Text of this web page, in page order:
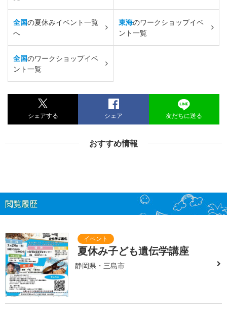
全国の夏休みイベント一覧
へ
東海のワークショップイベ
ント一覧
全国のワークショップイベ
ント一覧
シェアする シェア 友だちに送る
おすすめ情報
閲覧履歴
夏休み子ども遺伝学講座
静岡県・三島市